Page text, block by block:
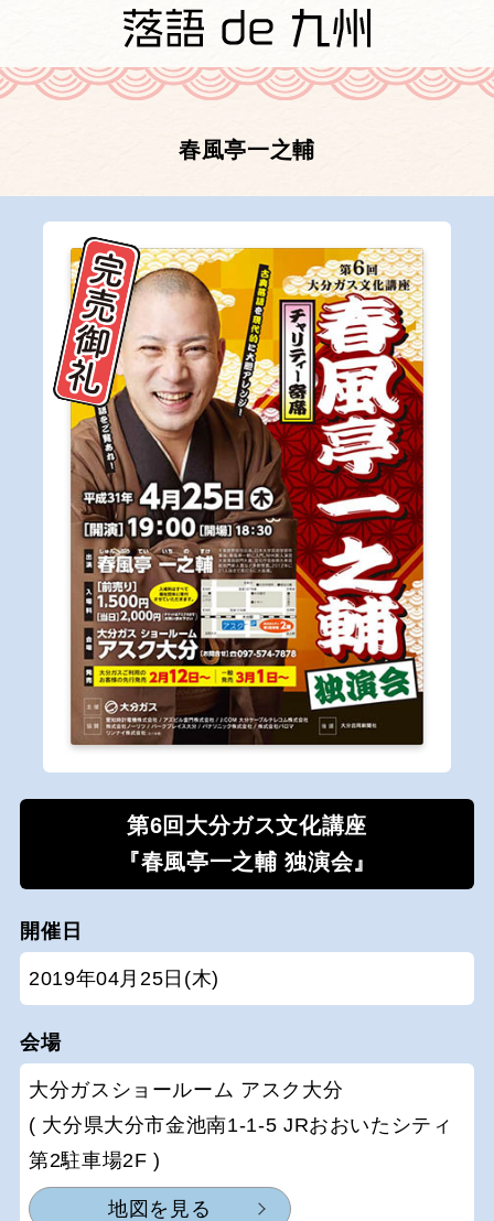
春風亭一之輔
第6回大分ガス文化講座
『春風亭一之輔 独演会』
開催日
2019年04月25日(木)
会場
大分ガスショールーム アスク大分
( 大分県大分市金池南1-1-5 JRおおいたシティ
第2駐車場2F )
地図を見る